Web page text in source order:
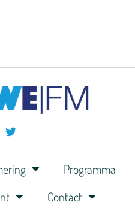
Programma
Contact